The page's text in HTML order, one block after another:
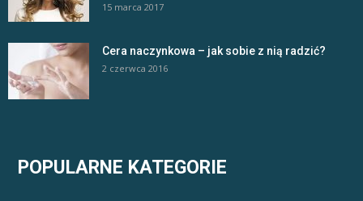
15 marca 2017
Cera naczynkowa – jak sobie z nią radzić?
2 czerwca 2016
POPULARNE KATEGORIE